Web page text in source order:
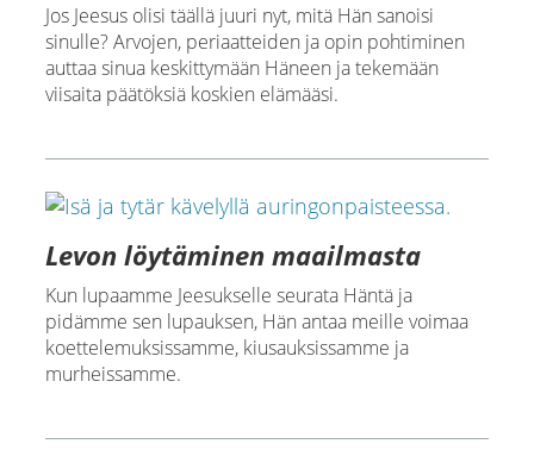
Jos Jeesus olisi täällä juuri nyt, mitä Hän sanoisi
sinulle? Arvojen, periaatteiden ja opin pohtiminen
auttaa sinua keskittymään Häneen ja tekemään
viisaita päätöksiä koskien elämääsi.
Levon löytäminen maailmasta
Kun lupaamme Jeesukselle seurata Häntä ja
pidämme sen lupauksen, Hän antaa meille voimaa
koettelemuksissamme, kiusauksissamme ja
murheissamme.